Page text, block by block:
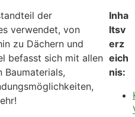
der
verwendet, von
zu Dächern und
befasst sich mit allen
Baumaterials,
Inha
ltsv
erz
eich
nis: